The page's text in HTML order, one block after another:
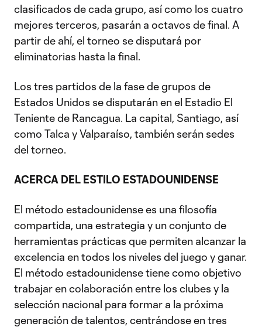
clasificados de cada grupo, así como los cuatro
mejores terceros, pasarán a octavos de final. A
partir de ahí, el torneo se disputará por
eliminatorias hasta la final.
Los tres partidos de la fase de grupos de
Estados Unidos se disputarán en el Estadio El
Teniente de Rancagua. La capital, Santiago, así
como Talca y Valparaíso, también serán sedes
del torneo.
ACERCA DEL ESTILO ESTADOUNIDENSE
El método estadounidense es una filosofía
compartida, una estrategia y un conjunto de
herramientas prácticas que permiten alcanzar la
excelencia en todos los niveles del juego y ganar.
El método estadounidense tiene como objetivo
trabajar en colaboración entre los clubes y la
selección nacional para formar a la próxima
generación de talentos, centrándose en tres